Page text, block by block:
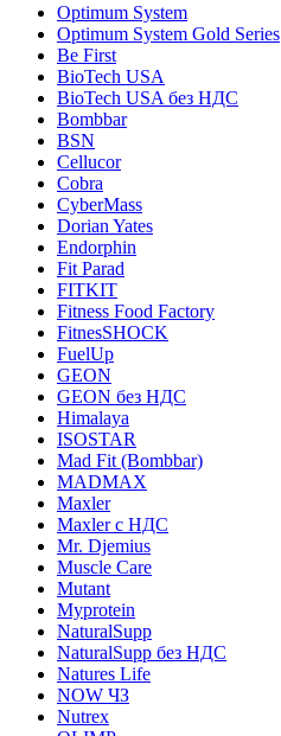
Optimum System
Optimum System Gold Series
Be First
BioTech USA
BioTech USA без НДС
Bombbar
BSN
Cellucor
Cobra
CyberMass
Dorian Yates
Endorphin
Fit Parad
FITKIT
Fitness Food Factory
FitnesSHOCK
FuelUp
GEON
GEON без НДС
Himalaya
ISOSTAR
Mad Fit (Bombbar)
MADMAX
Maxler
Maxler с НДС
Mr. Djemius
Muscle Care
Mutant
Myprotein
NaturalSupp
NaturalSupp без НДС
Natures Life
NOW ЧЗ
Nutrex